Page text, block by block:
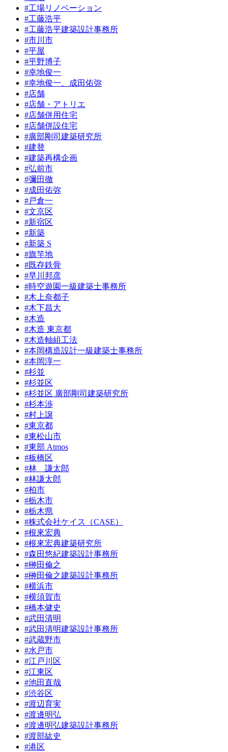
#工場リノベーション
#工藤浩平
#工藤浩平建築設計事務所
#市川市
#平屋
#平野博子
#幸地俊一
#幸地俊一、成田佑弥
#店舗
#店舗・アトリエ
#店舗併用住宅
#店舗併設住宅
#廣部剛司建築研究所
#建替
#建築再構企画
#弘前市
#彌田徹
#成田佑弥
#戸倉一
#文京区
#新宿区
#新築
#新築 S
#旗竿地
#既存鉄骨
#早川邦彦
#時空遊園一級建築士事務所
#木上奈都子
#木下昌大
#木造
#木造 東京都
#木造軸組工法
#本岡構造設計一級建築士事務所
#本岡淳一
#杉並
#杉並区
#杉並区 廣部剛司建築研究所
#杉本渉
#村上譲
#東京都
#東松山市
#東部 Atmos
#板橋区
#林 謙太郎
#林謙太郎
#柏市
#栃木市
#栃木県
#株式会社ケイス（CASE）
#根來宏典
#根來宏典建築研究所
#森田悠紀建築設計事務所
#榊田倫之
#榊田倫之建築設計事務所
#横浜市
#横須賀市
#橋本健史
#武田清明
#武田清明建築設計事務所
#武蔵野市
#水戸市
#江戸川区
#江東区
#池田直哉
#渋谷区
#渡辺育実
#渡邊明弘
#渡邊明弘建築設計事務所
#渡部紘史
#港区